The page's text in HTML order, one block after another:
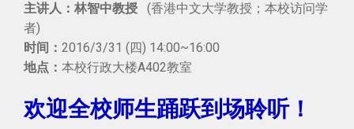
主讲人： 林智中教授
(香港中文大学教授；本校访问学
者)
时间： 2016/3/31 (四) 14:00~16:00
地点： 本校行政大楼A402教室
欢迎全校师生踊跃到场聆听！